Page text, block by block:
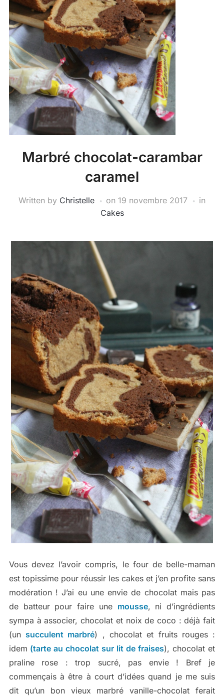
Marbré chocolat-carambar
caramel
Written by Christelle on 19 novembre 2017
in
Cakes
Vous devez l’avoir compris, le four de belle-maman
est topissime pour réussir les cakes et j’en profite sans
modération ! J’ai eu une envie de chocolat mais pas
de batteur pour faire une mousse, ni d’ingrédients
sympa à associer, chocolat et noix de coco : déjà fait
(un succulent marbré) , chocolat et fruits rouges :
idem (tarte au chocolat sur lit de fraises), chocolat et
praline rose : trop sucré, pas envie ! Bref je
commençais à être à court d’idées quand je me suis
dit qu’un bon vieux marbré vanille-chocolat ferait